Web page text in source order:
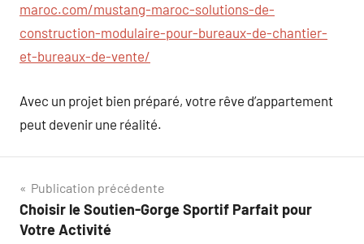
maroc.com/mustang-maroc-solutions-de-
construction-modulaire-pour-bureaux-de-chantier-
et-bureaux-de-vente/
Avec un projet bien préparé, votre rêve d’appartement
peut devenir une réalité.
Navigation
de
Publication précédente
Choisir le Soutien-Gorge Sportif Parfait pour
Votre Activité